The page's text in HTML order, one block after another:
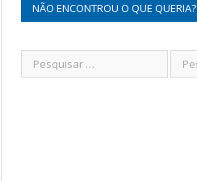
NÃO ENCONTROU O QUE QUERIA?